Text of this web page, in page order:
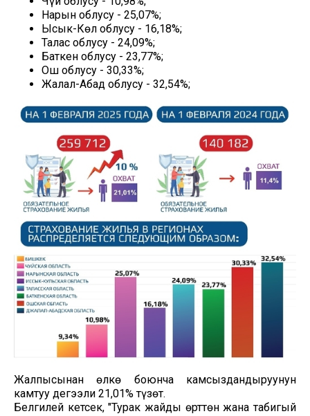
Нарын облусу - 25,07%;
Ысык-Көл облусу - 16,18%;
Талас облусу - 24,09%;
Баткен облусу - 23,77%;
Ош облусу - 30,33%;
Жалал-Абад облусу - 32,54%;
Жалпысынан өлкө боюнча камсыздандыруунун
камтуу деңгээли 21,01% түзөт.
Белгилей кетсек, "Турак жайды өрттөн жана табигый